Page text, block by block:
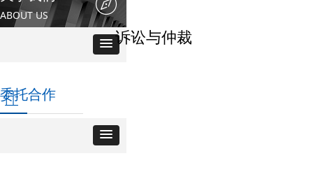
ꁀ
ABOUT US
委托合作
ꀶ
诉讼与仲裁